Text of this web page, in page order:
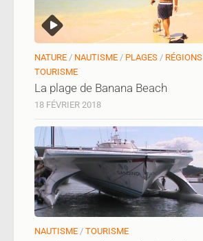
NATURE / NAUTISME / PLAGES / RÉGIONS
TOURISME
La plage de Banana Beach
18 FÉVRIER 2018
NAUTISME / TOURISME